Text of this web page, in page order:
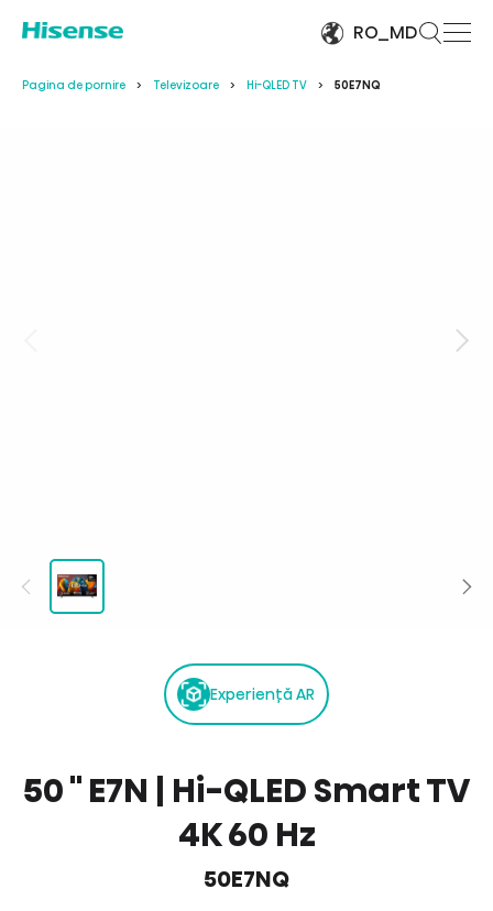
RO_MD
Pagina de pornire Televizoare Hi-QLED TV 50E7NQ
Experiență AR
50 '' E7N | Hi-QLED Smart TV
4K 60 Hz
50E7NQ